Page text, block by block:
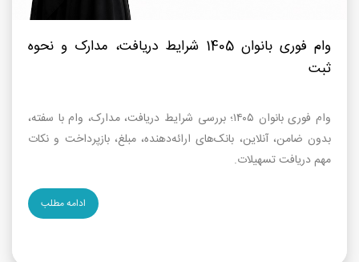
وام فوری بانوان 1405 شرایط دریافت، مدارک و نحوه
ثبت
وام فوری بانوان ۱۴۰۵؛ بررسی شرایط دریافت، مدارک، وام با سفته،
بدون ضامن، آنلاین، بانک‌های ارائه‌دهنده، مبلغ، بازپرداخت و نکات
مهم دریافت تسهیلات.
ادامه مطلب